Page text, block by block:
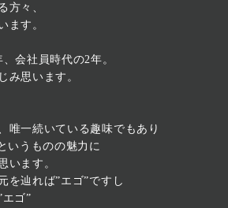
方々、
ます。
会社員時代の2年。
み思います。
唯一続いている趣味でもあり
いうものの魅力に
います。
を辿れば”エゴ”ですし
ゴ”